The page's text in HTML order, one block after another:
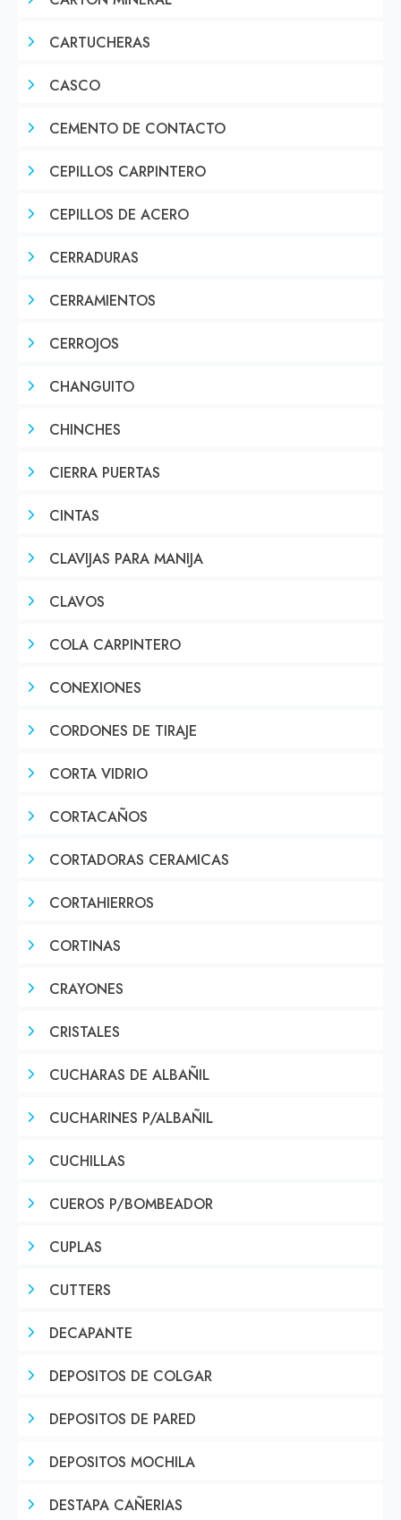
CARTUCHERAS
CASCO
CEMENTO DE CONTACTO
CEPILLOS CARPINTERO
CEPILLOS DE ACERO
CERRADURAS
CERRAMIENTOS
CERROJOS
CHANGUITO
CHINCHES
CIERRA PUERTAS
CINTAS
CLAVIJAS PARA MANIJA
CLAVOS
COLA CARPINTERO
CONEXIONES
CORDONES DE TIRAJE
CORTA VIDRIO
CORTACAÑOS
CORTADORAS CERAMICAS
CORTAHIERROS
CORTINAS
CRAYONES
CRISTALES
CUCHARAS DE ALBAÑIL
CUCHARINES P/ALBAÑIL
CUCHILLAS
CUEROS P/BOMBEADOR
CUPLAS
CUTTERS
DECAPANTE
DEPOSITOS DE COLGAR
DEPOSITOS DE PARED
DEPOSITOS MOCHILA
DESTAPA CAÑERIAS